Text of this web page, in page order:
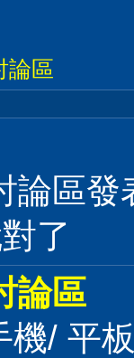
論區
論區發
了
論區
機/ 平